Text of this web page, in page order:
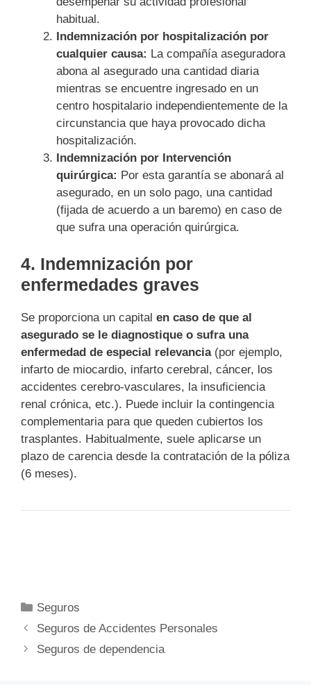
habitual.
Indemnización por hospitalización por
cualquier causa: La compañía aseguradora
abona al asegurado una cantidad diaria
mientras se encuentre ingresado en un
centro hospitalario independientemente de la
circunstancia que haya provocado dicha
hospitalización.
Indemnización por Intervención
quirúrgica: Por esta garantía se abonará al
asegurado, en un solo pago, una cantidad
(fijada de acuerdo a un baremo) en caso de
que sufra una operación quirúrgica.
4. Indemnización por
enfermedades graves
Se proporciona un capital en caso de que al
asegurado se le diagnostique o sufra una
enfermedad de especial relevancia(por ejemplo,
infarto de miocardio, infarto cerebral, cáncer, los
accidentes cerebro-vasculares, la insuficiencia
renal crónica, etc.). Puede incluir la contingencia
complementaria para que queden cubiertos los
trasplantes. Habitualmente, suele aplicarse un
plazo de carencia desde la contratación de la póliza
(6 meses).
Categorías
Seguros
Seguros de Accidentes Personales
Seguros de dependencia